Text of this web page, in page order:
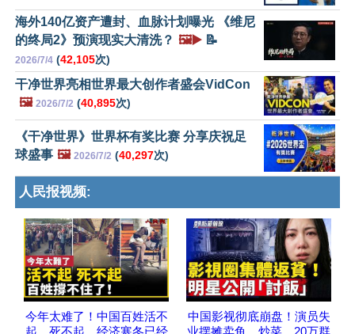
海外140亿资产遭封、血脉计划曝光 《维尼
的终局2》预演现实大清洗？ 🖼️▶️ 📝
2026/7/4 (42,105次)
干净世界亮相世界最大创作者盛会VidCon
🖼️ 2026/7/2 (40,895次)
《干净世界》世界杯有奖比赛 分享庆祝足
球盛事 🖼️ 2026/7/2 (40,297次)
人民报视频:
今年太难了！中国百姓活不
起、死不起，经济寒冬已经
中国影视彻底崩盘！演员失
业摆摊卖鱼、炒菜，20万群